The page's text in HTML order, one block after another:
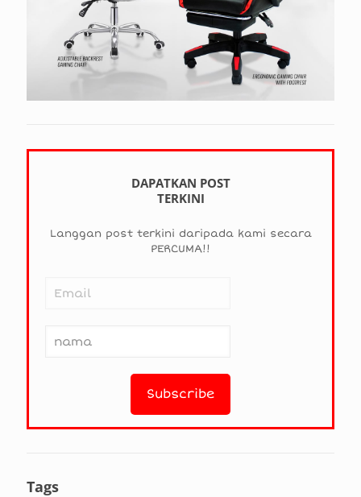
DAPATKAN POST
TERKINI
Langgan post terkini daripada kami secara
PERCUMA!!
Tags